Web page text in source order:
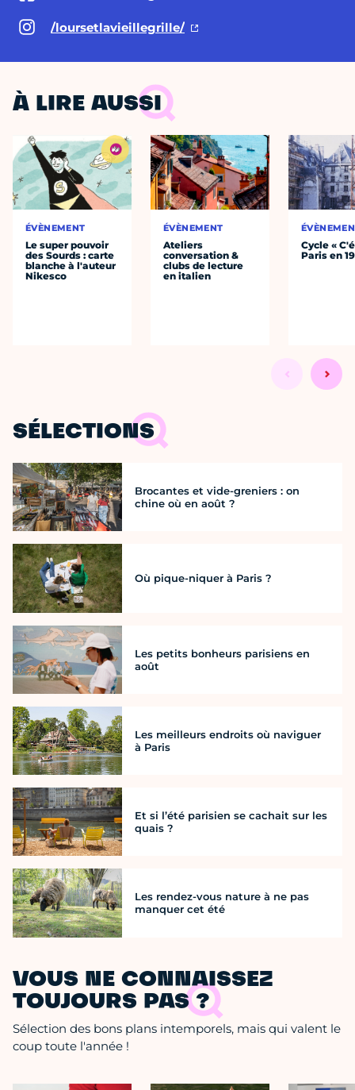
/loursetlavieillegrille/
À LIRE AUSSI
ÉVÈNEMENT
Le super pouvoir
des Sourds : carte
blanche à l'auteur
Nikesco
ÉVÈNEMENT
Ateliers
conversation &
clubs de lecture
en italien
Cycle «
Paris en
SÉLECTIONS
Brocantes et vide-greniers : on
chine où en août ?
Où pique-niquer à Paris ?
Les petits bonheurs parisiens en
août
Les meilleurs endroits où naviguer
à Paris
Et si l’été parisien se cachait sur les
quais ?
Les rendez-vous nature à ne pas
manquer cet été
VOUS NE CONNAISSEZ
TOUJOURS PAS ?
Sélection des bons plans intemporels, mais qui valent le
coup toute l'année !